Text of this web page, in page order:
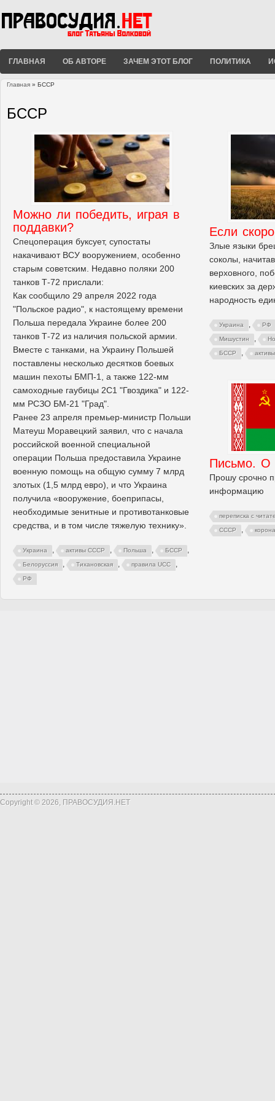
ГЛАВНАЯ ОБ АВТОРЕ ЗАЧЕМ ЭТОТ БЛОГ ПОЛИТИКА
Главная » БССР
БССР
Можно ли победить, играя в
поддавки?
Спецоперация буксует, супостаты
накачивают ВСУ вооружением, особенно
старым советским. Недавно поляки 200
танков Т-72 прислали:
Как сообщило 29 апреля 2022 года
"Польское радио", к настоящему времени
Польша передала Украине более 200
танков Т-72 из наличия польской армии.
Вместе с танками, на Украину Польшей
поставлены несколько десятков боевых
машин пехоты БМП-1, а также 122-мм
самоходные гаубицы 2С1 "Гвоздика" и 122-
мм РСЗО БМ-21 "Град".
Ранее 23 апреля премьер-министр Польши
Матеуш Моравецкий заявил, что с начала
российской военной специальной
операции Польша предоставила Украине
военную помощь на общую сумму 7 млрд
злотых (1,5 млрд евро), и что Украина
получила «вооружение, боеприпасы,
необходимые зенитные и противотанковые
средства, и в том числе тяжелую технику».
Украина , активы СССР , Польша , БССР ,
Белоруссия , Тихановская , правила UCC ,
РФ
Если
Злые языки
соколы,
верховного,
киевских за
народность
Украина , РФ
Мишустин ,
БССР ,
Письмо.
Прошу срочно
информацию
переписка с
СССР ,
Copyright © 2026, ПРАВОСУДИЯ.НЕТ